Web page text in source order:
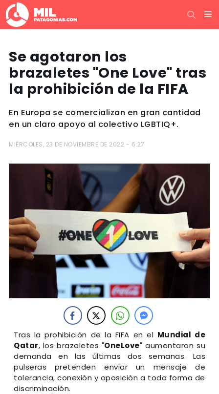
Se agotaron los
brazaletes "One Love" tras
la prohibición de la FIFA
En Europa se comercializan en gran cantidad
en un claro apoyo al colectivo LGBTIQ+.
MIÉRCOLES, 23 DE NOVIEMBRE DE 2022 - 6:27
Tras la prohibición de la FIFA en el Mundial de
Qatar, los brazaletes "OneLove" aumentaron su
demanda en las últimas dos semanas. Las
pulseras pretenden enviar un mensaje de
tolerancia, conexión y oposición a toda forma de
discriminación.